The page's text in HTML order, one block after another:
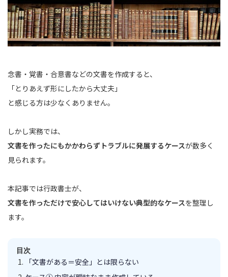
念書・覚書・合意書などの文書を作成すると、
「とりあえず形にしたから大丈夫」
と感じる方は少なくありません。
しかし実務では、
文書を作ったにもかかわらずトラブルに発展するケースが数多く
見られます。
本記事では行政書士が、
文書を作っただけで安心してはいけない典型的なケースを整理し
ます。
目次
「文書がある＝安全」とは限らない